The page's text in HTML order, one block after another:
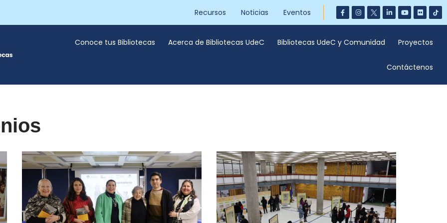
Recursos Noticias Eventos
Conoce tus Bibliotecas Acerca de Bibliotecas UdeC Bibliotecas UdeC y Comunidad Proyectos
Contáctenos